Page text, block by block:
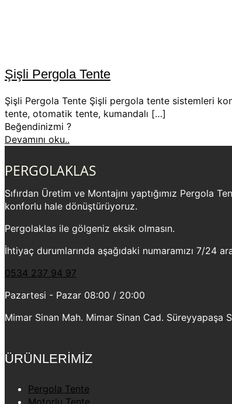
Şişli Pergola Tente
Şişli Pergola Tente Şişli pergola tente sistemleri
tente, otomatik tente, kumandalı […]
Beğendinizmi ?
Devamını oku..
PERGOLAKLAS
Sıfırdan Üretim ve Montajını yaptığımız Pergola
konforlu hale dönüştürüyoruz.
Pergolaklas ile gölgeniz eksik olmasın.
İhtiyaç durumlarında aşağıdaki numaramızı 7/24
0534 237 94 97
Pazartesi - Pazar 08:00 / 20:00
Mimar Sinan Mah. Mimar Sinan Cad. Süreyyapaşa
ÜRÜNLERİMİZ
Pergola Tente
Motorlu Tente